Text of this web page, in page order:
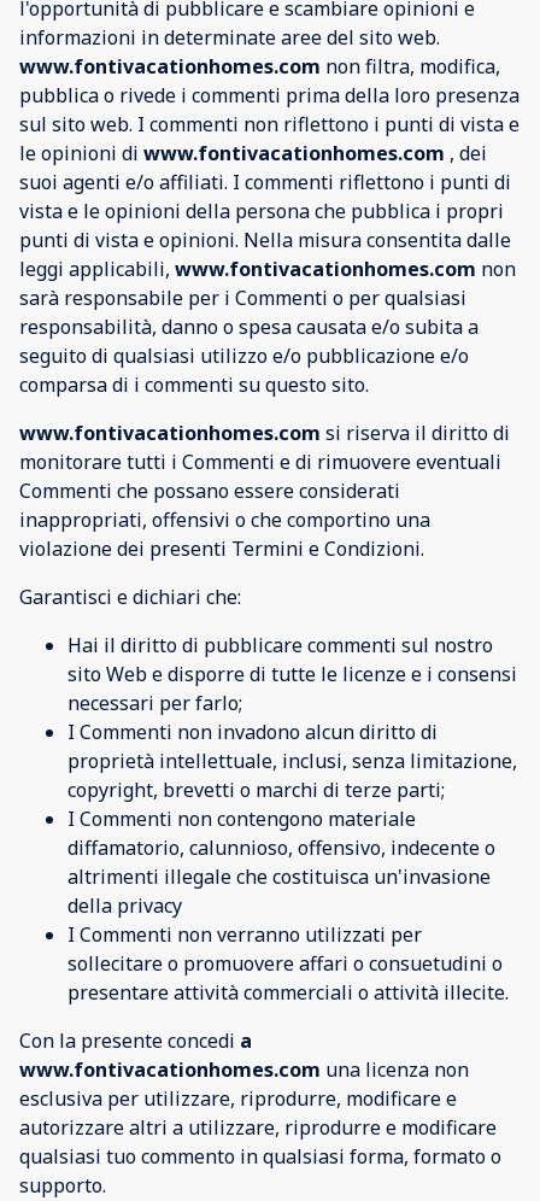
l'opportunità di pubblicare e scambiare opinioni e
informazioni in determinate aree del sito web.
www.fontivacationhomes.com non filtra, modifica,
pubblica o rivede i commenti prima della loro presenza
sul sito web. I commenti non riflettono i punti di vista e
le opinioni di www.fontivacationhomes.com , dei
suoi agenti e/o affiliati. I commenti riflettono i punti di
vista e le opinioni della persona che pubblica i propri
punti di vista e opinioni. Nella misura consentita dalle
leggi applicabili, www.fontivacationhomes.com non
sarà responsabile per i Commenti o per qualsiasi
responsabilità, danno o spesa causata e/o subita a
seguito di qualsiasi utilizzo e/o pubblicazione e/o
comparsa di i commenti su questo sito.
www.fontivacationhomes.com si riserva il diritto di
monitorare tutti i Commenti e di rimuovere eventuali
Commenti che possano essere considerati
inappropriati, offensivi o che comportino una
violazione dei presenti Termini e Condizioni.
Garantisci e dichiari che:
Hai il diritto di pubblicare commenti sul nostro
sito Web e disporre di tutte le licenze e i consensi
necessari per farlo;
I Commenti non invadono alcun diritto di
proprietà intellettuale, inclusi, senza limitazione,
copyright, brevetti o marchi di terze parti;
I Commenti non contengono materiale
diffamatorio, calunnioso, offensivo, indecente o
altrimenti illegale che costituisca un'invasione
della privacy
I Commenti non verranno utilizzati per
sollecitare o promuovere affari o consuetudini o
presentare attività commerciali o attività illecite.
Con la presente concedi a
www.fontivacationhomes.com una licenza non
esclusiva per utilizzare, riprodurre, modificare e
autorizzare altri a utilizzare, riprodurre e modificare
qualsiasi tuo commento in qualsiasi forma, formato o
supporto.